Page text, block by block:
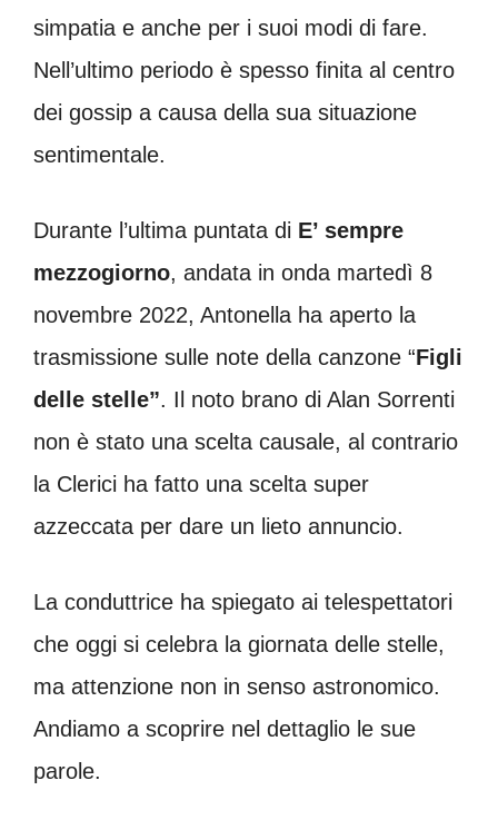
simpatia e anche per i suoi modi di fare.
Nell’ultimo periodo è spesso finita al centro
dei gossip a causa della sua situazione
sentimentale.
Durante l’ultima puntata di E’ sempre
mezzogiorno, andata in onda martedì 8
novembre 2022, Antonella ha aperto la
trasmissione sulle note della canzone “Figli
delle stelle”. Il noto brano di Alan Sorrenti
non è stato una scelta causale, al contrario
la Clerici ha fatto una scelta super
azzeccata per dare un lieto annuncio.
La conduttrice ha spiegato ai telespettatori
che oggi si celebra la giornata delle stelle,
ma attenzione non in senso astronomico.
Andiamo a scoprire nel dettaglio le sue
parole.